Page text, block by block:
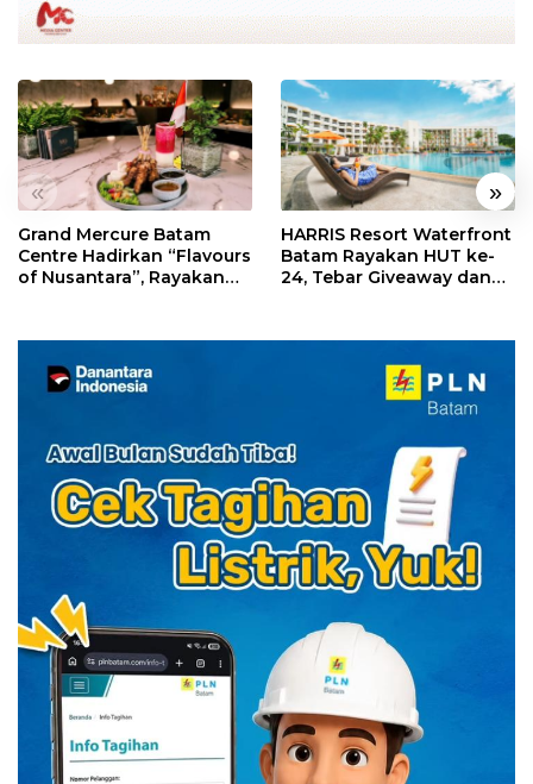
« »
Grand Mercure Batam
Centre Hadirkan “Flavours
of Nusantara”, Rayakan
HARRIS Resort Waterfront
Batam Rayakan HUT ke-
24, Tebar Giveaway dan